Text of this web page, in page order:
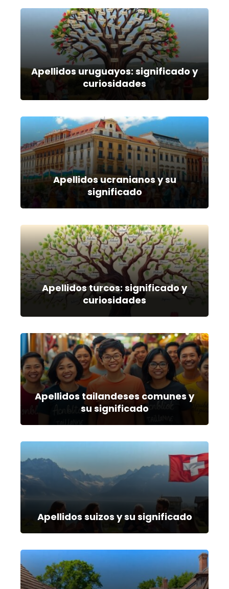
Apellidos uruguayos: significado y
curiosidades
Apellidos ucranianos y su
significado
Apellidos turcos: significado y
curiosidades
Apellidos tailandeses comunes y
su significado
Apellidos suizos y su significado